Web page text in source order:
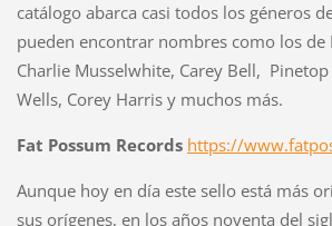
catálogo abarca casi todos los géneros
pueden encontrar nombres como los de
Charlie Musselwhite, Carey Bell,
Wells, Corey Harris y muchos más.
Fat Possum Records https://
Aunque hoy en día este sello está más
sus orígenes, en los años noventa del